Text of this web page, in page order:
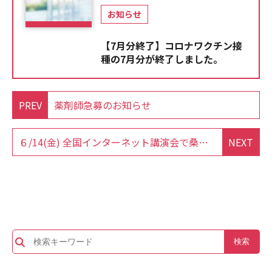
お知らせ
【7月分終了】コロナワクチン接
種の7月分が終了しました。
PREV 薬剤師急募のお知らせ
NEXT
６/14(金) 全国インターネット講演会で桑原院長が『CARTOを活用した心房細動ABL』について講演しました。